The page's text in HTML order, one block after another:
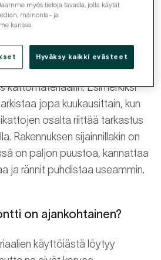
säännöllisellä
tarkastaa säännöllisesti,
syksyisin. Tarkastustarve liittyy
kattomateriaaliin. Esimerkiksi
jopa kuukausittain, kun
osalta riittää tarkastus
Rakennuksen sijainnillakin on
on paljon puustoa, kannattaa
ja rännit puhdistaa useammin.
on ajankohtainen?
käyttöiästä löytyy
myös tietoja tavasta, jolla käytät
mainonta- ja
kanssa.
Hyväksy kaikki evästeet